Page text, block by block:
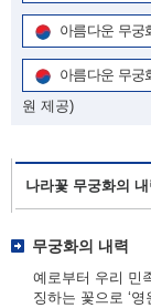
아름다운 무궁
아름다운 무궁
원 제공)
나라꽃 무궁화의 내
무궁화의 내력
예로부터 우리 민
징하는 꽃으로 ‘